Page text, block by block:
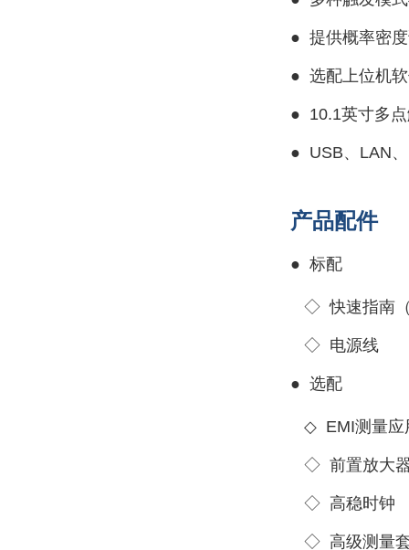
● 提供概率密
● 选配上位机
● 10.1英寸多
● USB、LAN
产品配件
● 标配
◇快速指南
◇ 电源线
● 选配
◇ EMI测量
◇ 前置放大
◇ 高稳时钟
◇ 高级测量